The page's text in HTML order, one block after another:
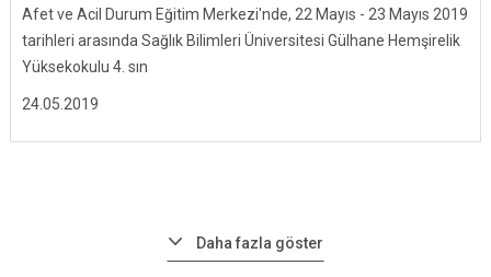
24.05.2019
Afet ve Acil Durum Eğitim Merkezi'nde, 22 Mayıs - 23 Mayıs 2019
tarihleri arasında Sağlık Bilimleri Üniversitesi Gülhane Hemşirelik
Yüksekokulu 4. sın
Daha fazla göster